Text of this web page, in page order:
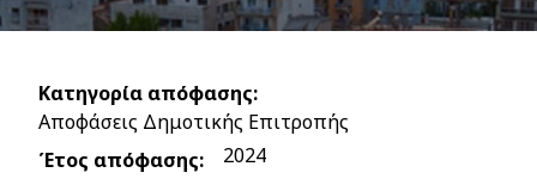
Κατηγορία απόφασης
Αποφάσεις Δημοτικής Επιτροπής
Έτος απόφασης
2024